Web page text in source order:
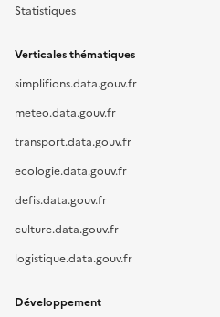
Statistiques
Verticales thématiques
simplifions.data.gouv.fr
meteo.data.gouv.fr
transport.data.gouv.fr
ecologie.data.gouv.fr
defis.data.gouv.fr
culture.data.gouv.fr
logistique.data.gouv.fr
Développement